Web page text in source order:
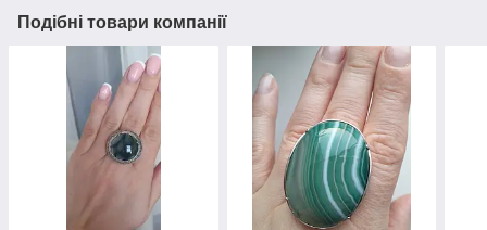
Подібні товари компанії